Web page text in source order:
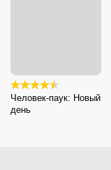
Человек-паук: Новый
день